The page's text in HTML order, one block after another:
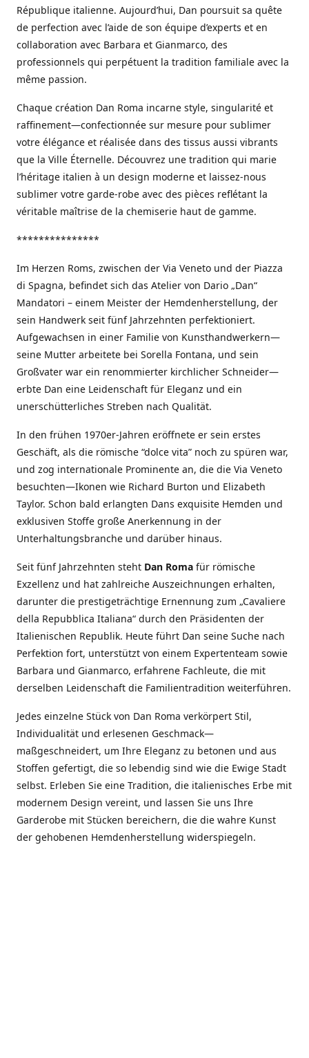
République italienne. Aujourd’hui, Dan poursuit sa quête
de perfection avec l’aide de son équipe d’experts et en
collaboration avec Barbara et Gianmarco, des
professionnels qui perpétuent la tradition familiale avec la
même passion.
Chaque création Dan Roma incarne style, singularité et
raffinement—confectionnée sur mesure pour sublimer
votre élégance et réalisée dans des tissus aussi vibrants
que la Ville Éternelle. Découvrez une tradition qui marie
l’héritage italien à un design moderne et laissez-nous
sublimer votre garde-robe avec des pièces reflétant la
véritable maîtrise de la chemiserie haut de gamme.
***************
Im Herzen Roms, zwischen der Via Veneto und der Piazza
di Spagna, befindet sich das Atelier von Dario „Dan“
Mandatori – einem Meister der Hemdenherstellung, der
sein Handwerk seit fünf Jahrzehnten perfektioniert.
Aufgewachsen in einer Familie von Kunsthandwerkern—
seine Mutter arbeitete bei Sorella Fontana, und sein
Großvater war ein renommierter kirchlicher Schneider—
erbte Dan eine Leidenschaft für Eleganz und ein
unerschütterliches Streben nach Qualität.
In den frühen 1970er-Jahren eröffnete er sein erstes
Geschäft, als die römische “dolce vita” noch zu spüren war,
und zog internationale Prominente an, die die Via Veneto
besuchten—Ikonen wie Richard Burton und Elizabeth
Taylor. Schon bald erlangten Dans exquisite Hemden und
exklusiven Stoffe große Anerkennung in der
Unterhaltungsbranche und darüber hinaus.
Seit fünf Jahrzehnten steht Dan Roma für römische
Exzellenz und hat zahlreiche Auszeichnungen erhalten,
darunter die prestigeträchtige Ernennung zum „Cavaliere
della Repubblica Italiana“ durch den Präsidenten der
Italienischen Republik. Heute führt Dan seine Suche nach
Perfektion fort, unterstützt von einem Expertenteam sowie
Barbara und Gianmarco, erfahrene Fachleute, die mit
derselben Leidenschaft die Familientradition weiterführen.
Jedes einzelne Stück von Dan Roma verkörpert Stil,
Individualität und erlesenen Geschmack—
maßgeschneidert, um Ihre Eleganz zu betonen und aus
Stoffen gefertigt, die so lebendig sind wie die Ewige Stadt
selbst. Erleben Sie eine Tradition, die italienisches Erbe mit
modernem Design vereint, und lassen Sie uns Ihre
Garderobe mit Stücken bereichern, die die wahre Kunst
der gehobenen Hemdenherstellung widerspiegeln.